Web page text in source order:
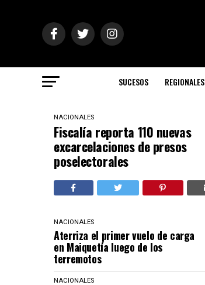
SUCESOS REGIONALES
NACIONALES
Fiscalía reporta 110 nuevas
excarcelaciones de presos
poselectorales
NACIONALES
Aterriza el primer vuelo de carga
en Maiquetía luego de los
terremotos
NACIONALES